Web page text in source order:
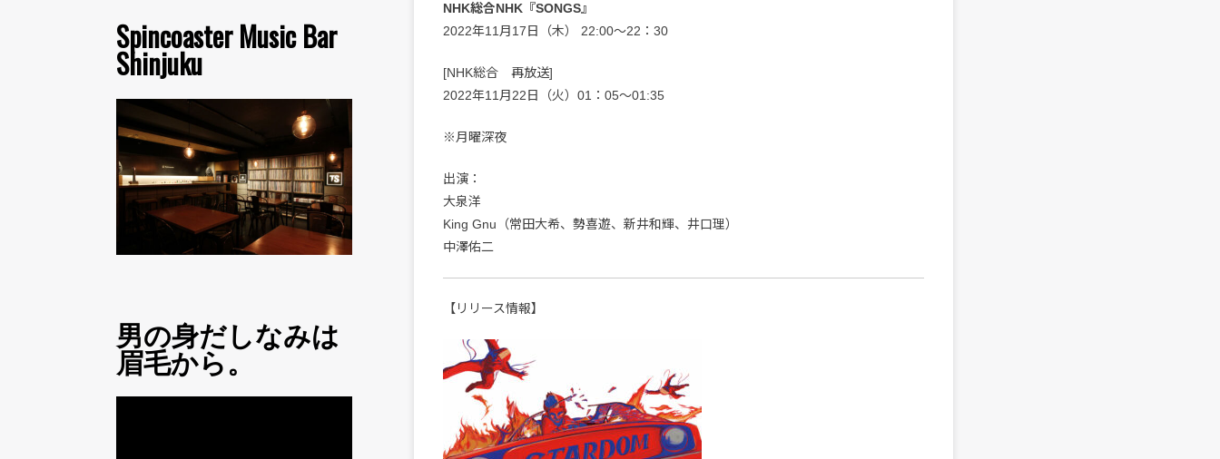
Spincoaster Music Bar
Shinjuku
男の身だしなみは
眉毛から。
NHK総合NHK『SONGS』
2022年11月17日（木） 22:00～22：30
[NHK総合 再放送]
2022年11月22日（火）01：05～01:35
※月曜深夜
出演：
大泉洋
King Gnu（常田大希、勢喜遊、新井和輝、井口理）
中澤佑二
【リリース情報】